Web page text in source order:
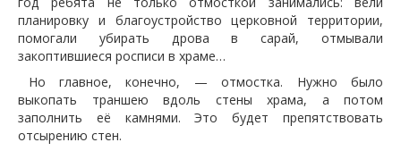
планировку и благоустройство церковной территории,
помогали убирать дрова в сарай, отмывали
закоптившиеся росписи в храме…
Но главное, конечно, — отмостка. Нужно было
выкопать траншею вдоль стены храма, а потом
заполнить её камнями. Это будет препятствовать
отсырению стен.